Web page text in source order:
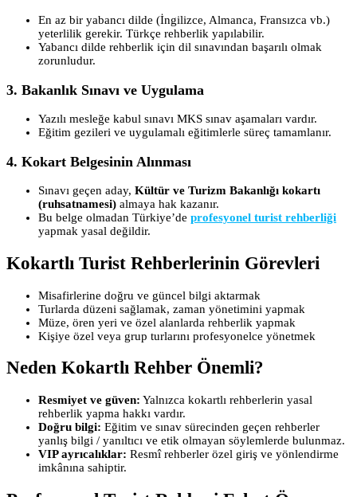
En az bir yabancı dilde (İngilizce, Almanca, Fransızca vb.)
yeterlilik gerekir. Türkçe rehberlik yapılabilir.
Yabancı dilde rehberlik için dil sınavından başarılı olmak
zorunludur.
3. Bakanlık Sınavı ve Uygulama
Yazılı mesleğe kabul sınavı MKS sınav aşamaları vardır.
Eğitim gezileri ve uygulamalı eğitimlerle süreç tamamlanır.
4. Kokart Belgesinin Alınması
Sınavı geçen aday, Kültür ve Turizm Bakanlığı kokartı
(ruhsatnamesi) almaya hak kazanır.
Bu belge olmadan Türkiye’de profesyonel turist rehberliği
yapmak yasal değildir.
Kokartlı Turist Rehberlerinin Görevleri
Misafirlerine doğru ve güncel bilgi aktarmak
Turlarda düzeni sağlamak, zaman yönetimini yapmak
Müze, ören yeri ve özel alanlarda rehberlik yapmak
Kişiye özel veya grup turlarını profesyonelce yönetmek
Neden Kokartlı Rehber Önemli?
Resmiyet ve güven: Yalnızca kokartlı rehberlerin yasal
rehberlik yapma hakkı vardır.
Doğru bilgi: Eğitim ve sınav sürecinden geçen rehberler
yanlış bilgi / yanıltıcı ve etik olmayan söylemlerde bulunmaz.
VIP ayrıcalıklar: Resmî rehberler özel giriş ve yönlendirme
imkânına sahiptir.